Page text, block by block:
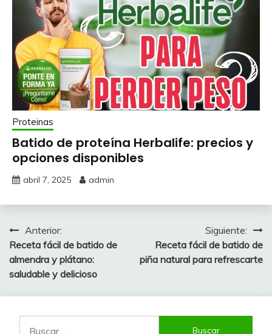
Proteinas
Batido de proteína Herbalife: precios y
opciones disponibles
abril 7, 2025 admin
Navegación
de
entradas
Anterior:
Receta fácil de batido de
almendra y plátano:
saludable y delicioso
Siguiente:
Receta fácil de batido de
piña natural para refrescarte